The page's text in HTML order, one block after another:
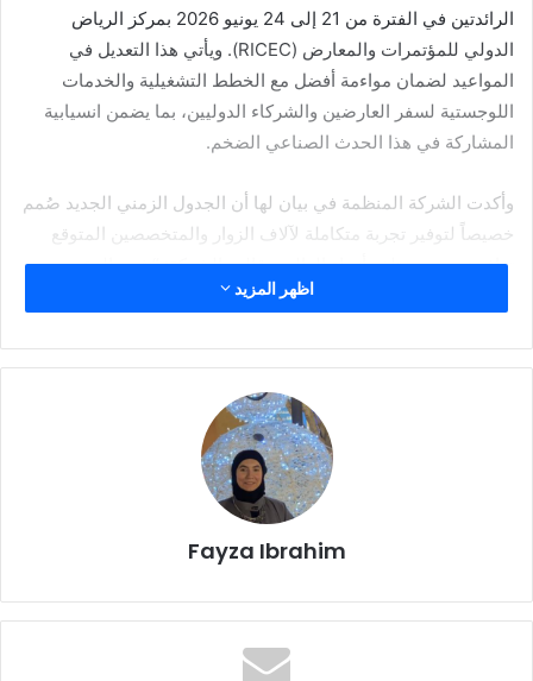
الرائدتين في الفترة من 21 إلى 24 يونيو 2026 بمركز الرياض
الدولي للمؤتمرات والمعارض (RICEC). ويأتي هذا التعديل في
المواعيد لضمان مواءمة أفضل مع الخطط التشغيلية والخدمات
اللوجستية لسفر العارضين والشركاء الدوليين، بما يضمن انسيابية
المشاركة في هذا الحدث الصناعي الضخم.
وأكدت الشركة المنظمة في بيان لها أن الجدول الزمني الجديد صُمم
خصيصاً لتوفير تجربة متكاملة لآلاف الزوار والمتخصصين المتوقع
توافدهم من مختلف أنحاء العالم. وقالت الشركة: “نثمن الدعم
المستمر من شركائنا، ونتطلع لاستقبالكم في العاصمة الرياض خلال
فرص النمو والابتكار”.
يُذكر أن هذا الحدث يعد المنصة التجارية الأبرز في قطاعات
البلاستيك، البتروكيماويات، الطباعة، والتغليف على مستوى
المنطقة، حيث يستعرض أحدث التقنيات والحلول الصناعية العالمية.
ويمكن للراغبين في التسجيل أو الاطلاع على آخر المستجدات زيارة
www.saudi-pppp.com
اظهر المزيد
Fayza Ibrahim